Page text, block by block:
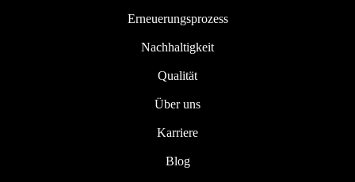
Erneuerungsprozess
Nachhaltigkeit
Qualität
Über uns
Karriere
Blog